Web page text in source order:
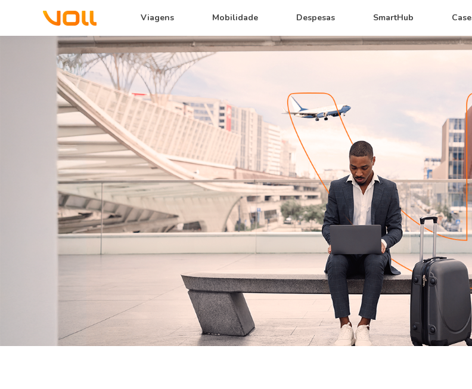
Viagens Mobilidade Despesas SmartHub